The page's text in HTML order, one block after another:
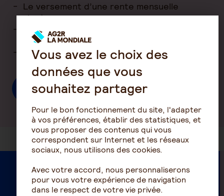
Le versement d’une rente mensuelle
viagère ;
La prise en charge des frais liés aux aides à
domicile, soins ou hébergement spécialisé ;
Des services pour les proches aidants.
En savoir plus sur l'assurance autonomie
Vous avez le choix des
données que vous
souhaitez partager
Pour le bon fonctionnement du site, l'adapter
à vos préférences, établir des statistiques, et
vous proposer des contenus qui vous
correspondent sur Internet et les réseaux
sociaux, nous utilisons des cookies.
Avec votre accord, nous personnaliserons
pour vous votre expérience de navigation
dans le respect de votre vie privée.